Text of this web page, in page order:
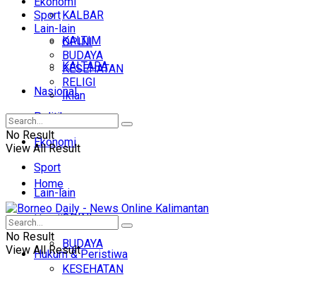
KALBAR
KALTIM
KALTARA
Nasional
Politik
Ekonomi
Sport
Lain-lain
OPINI
BUDAYA
KESEHATAN
Sport
Lain-lain
OPINI
BUDAYA
KESEHATAN
RELIGI
Iklan
No Result
View All Result
Home
Headline
Hukum & Peristiwa
No Result
View All Result